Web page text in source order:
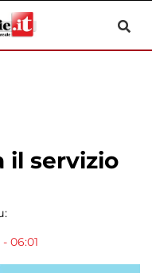
il servizio
06:01